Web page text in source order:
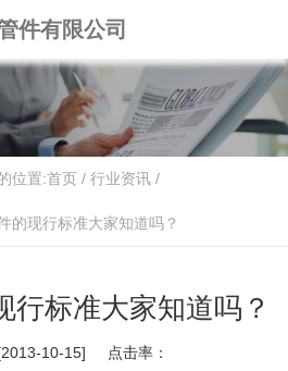
件有限公司
位置:首页/ 行业资讯/
的现行标准大家知道吗？
行标准大家知道吗？
10-15] 点击率：